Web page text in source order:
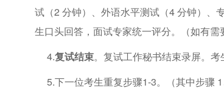
试（2 分钟）、外语水平测试（4 分钟）、
生口头回答，面试专家统一评分。（如有需
4.复试结束。复试工作秘书结束录屏。考
5.下一位考生重复步骤1-3。（其中步骤 1